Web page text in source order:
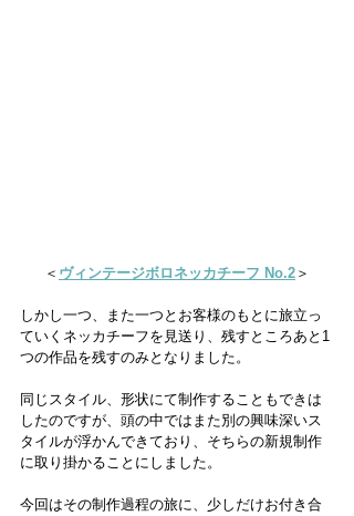
＜ ヴィンテージボロネッカチーフ No.2 ＞
しかし一つ、また一つとお客様のもとに旅立っ
ていくネッカチーフを見送り、残すところあと1
つの作品を残すのみとなりました。
同じスタイル、形状にて制作することもできは
したのですが、頭の中ではまた別の興味深いス
タイルが浮かんできており、そちらの新規制作
に取り掛かることにしました。
今回はその制作過程の旅に、少しだけお付き合